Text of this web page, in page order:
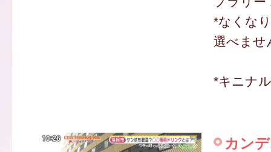
*なくな
選べませ
*キニナ
カン